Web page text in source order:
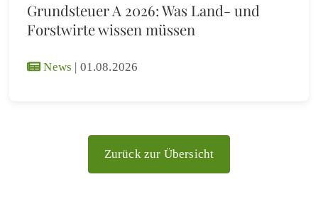
Grundsteuer A 2026: Was Land- und
Forstwirte wissen müssen
News | 01.08.2026
Zurück zur Übersicht